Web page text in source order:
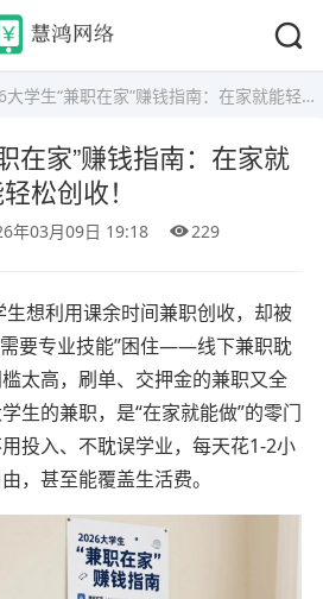
学生“兼职在家”赚钱指南：在家就能轻松创收！
在家”赚钱指南：在家就
松创收！
年03月09日 19:18 229
想利用课余时间兼职创收，却被
需要专业技能”困住——线下兼职耽
太高，刷单、交押金的兼职又全
生的兼职，是“在家就能做”的零门
投入、不耽误学业，每天花1-2小
，甚至能覆盖生活费。